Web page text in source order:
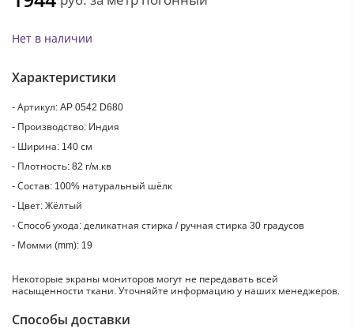
Нет в наличии
Характеристики
- Артикул: AP 0542 D680
- Производство: Индия
- Ширина: 140 см
- Плотность: 82 г/м.кв
- Состав: 100% натуральный шёлк
- Цвет: Жёлтый
- Способ ухода: деликатная стирка / ручная стирка 30 градусов
- Момми (mm): 19
Некоторые экраны мониторов могут не передавать всей
насыщенности ткани. Уточняйте информацию у наших менеджеров.
Способы доставки